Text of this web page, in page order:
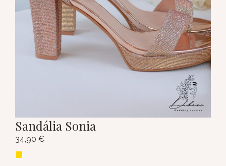
Sandália Sonia
34,90 €